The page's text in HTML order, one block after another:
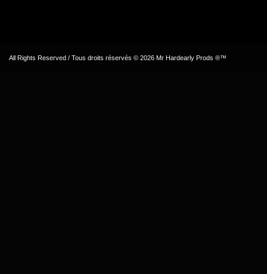
All Rights Reserved / Tous droits réservés © 2026 Mr Hardearly Prods ®™